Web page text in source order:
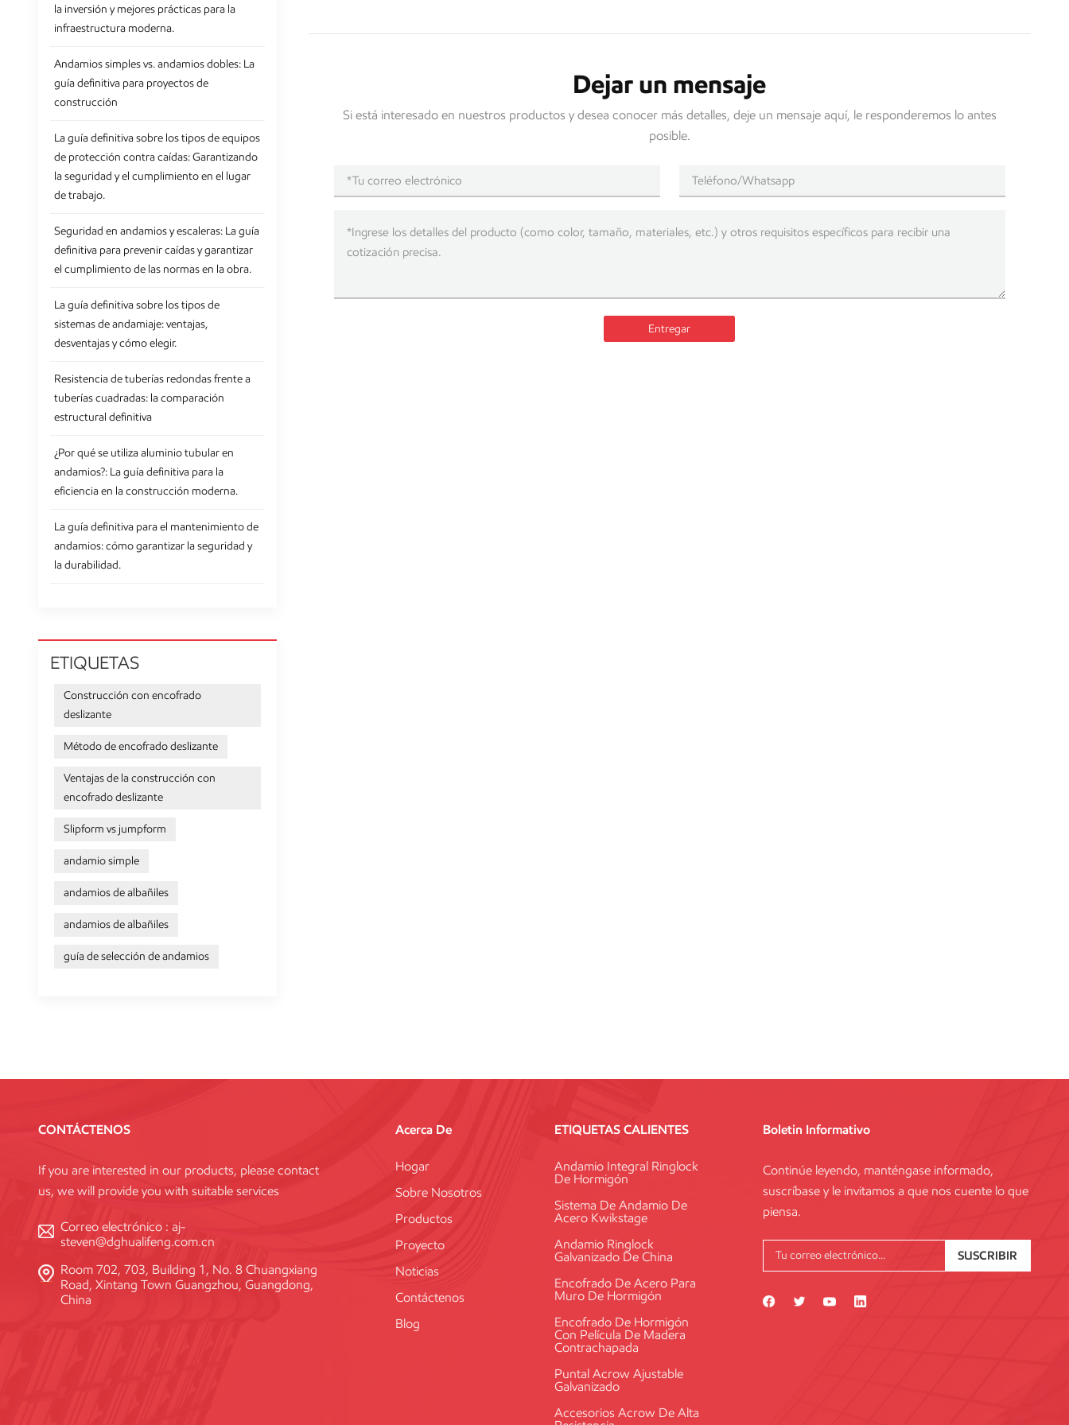
Dejar un mensaje
Si está interesado en nuestros productos y desea conocer más detalles, deje un mensaje aquí, le responderemos lo antes
posible.
Entregar
la inversión y mejores prácticas para la
infraestructura moderna.
Andamios simples vs. andamios dobles: La
guía definitiva para proyectos de
construcción
La guía definitiva sobre los tipos de equipos
de protección contra caídas: Garantizando
la seguridad y el cumplimiento en el lugar
de trabajo.
Seguridad en andamios y escaleras: La guía
definitiva para prevenir caídas y garantizar
el cumplimiento de las normas en la obra.
La guía definitiva sobre los tipos de
sistemas de andamiaje: ventajas,
desventajas y cómo elegir.
Resistencia de tuberías redondas frente a
tuberías cuadradas: la comparación
estructural definitiva
¿Por qué se utiliza aluminio tubular en
andamios?: La guía definitiva para la
eficiencia en la construcción moderna.
La guía definitiva para el mantenimiento de
andamios: cómo garantizar la seguridad y
la durabilidad.
ETIQUETAS
Construcción con encofrado
deslizante
Método de encofrado deslizante
Ventajas de la construcción con
encofrado deslizante
Slipform vs jumpform
andamio simple
andamios de albañiles
andamios de albañiles
guía de selección de andamios
CONTÁCTENOS
If you are interested in our products, please contact
us, we will provide you with suitable services
Correo electrónico : aj-
steven@dghualifeng.com.cn
Room 702, 703, Building 1, No. 8 Chuangxiang
Road, Xintang Town Guangzhou, Guangdong,
China
Acerca De
Hogar
Sobre Nosotros
Productos
Proyecto
Noticias
Contáctenos
Blog
ETIQUETAS CALIENTES
Andamio Integral Ringlock
De Hormigón
Sistema De Andamio De
Acero Kwikstage
Andamio Ringlock
Galvanizado De China
Encofrado De Acero Para
Muro De Hormigón
Encofrado De Hormigón
Con Película De Madera
Contrachapada
Puntal Acrow Ajustable
Galvanizado
Accesorios Acrow De Alta
Boletin Informativo
Continúe leyendo, manténgase informado,
suscríbase y le invitamos a que nos cuente lo que
piensa.
SUSCRIBIR